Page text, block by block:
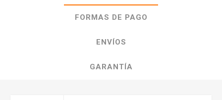
FORMAS DE PAGO
ENVÍOS
GARANTÍA